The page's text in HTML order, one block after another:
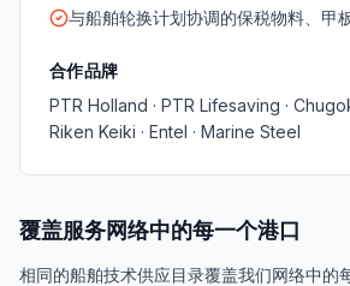
与船舶轮换计划协调的保税物料、甲
合作品牌
PTR Holland · PTR Lifesaving ·
Riken Keiki · Entel · Marine Steel
覆盖服务网络中的每一个港口
相同的船舶技术供应目录覆盖我们网络中的